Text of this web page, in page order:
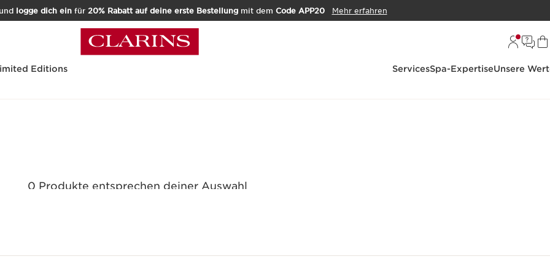
logge dich einfür 20% Rabatt auf deine erste Bestellungmit dem Code APP20 Mehr erfahren
Editions ServicesSpa-ExpertiseUnsere
0 Produkte entsprechen deiner Auswahl